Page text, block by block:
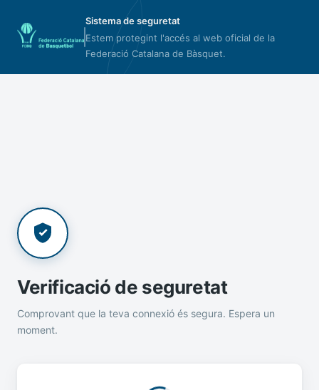
Sistema de seguretat
Estem protegint l'accés al web oficial de la
Federació Catalana de Bàsquet.
Verificació de seguretat
Comprovant que la teva connexió és segura. Espera un
moment.